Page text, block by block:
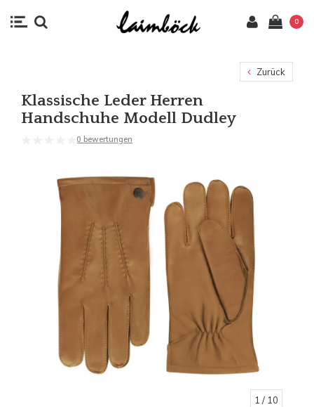
0
Zurück
Klassische Leder Herren
Handschuhe Modell Dudley
0 bewertungen
1 / 10